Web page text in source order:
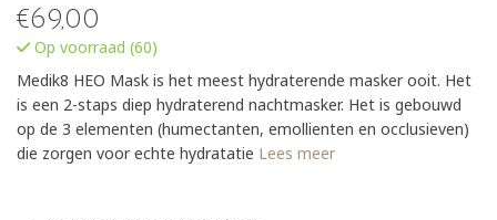
€69,00
Op voorraad (60)
Medik8 HEO Mask is het meest hydraterende masker ooit. Het
is een 2-staps diep hydraterend nachtmasker. Het is gebouwd
op de 3 elementen (humectanten, emollienten en occlusieven)
die zorgen voor echte hydratatie Lees meer